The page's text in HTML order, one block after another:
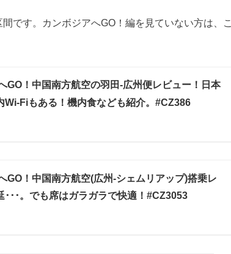
です。カンボジアへGO！編を見ていない方は、こ
GO！中国南方航空の羽田-広州便レビュー！日本
Wi-Fiもある！機内食なども紹介。#CZ386
GO！中国南方航空(広州-シェムリアップ)搭乗レ
･･･。でも席はガラガラで快適！#CZ3053